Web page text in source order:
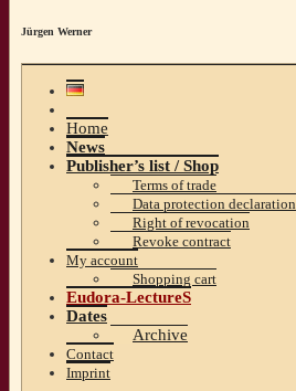
Jürgen Werner
Home
News
Publisher’s list / Shop
Terms of trade
Data protection declaration
Right of revocation
Revoke contract
My account
Shopping cart
Eudora-LectureS
Dates
Archive
Contact
Imprint